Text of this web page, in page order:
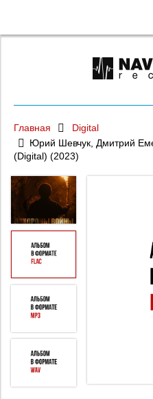
Главная
Digital
Юрий Шевчук, Дмитрий
(Digital) (2023)